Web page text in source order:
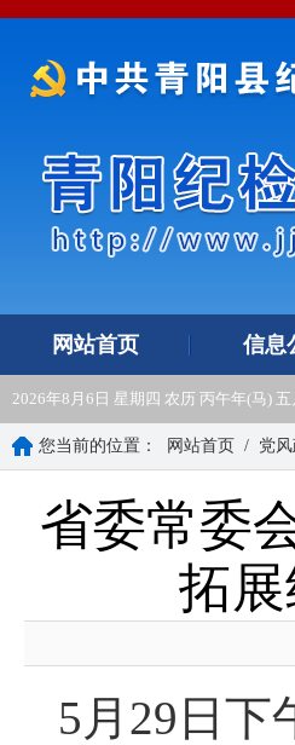
网站首页 信息
2026年8月6日 星期四 农历 丙午年(马) 五
您当前的位置： 网站首页 / 党
省委常委
拓
5月29日下